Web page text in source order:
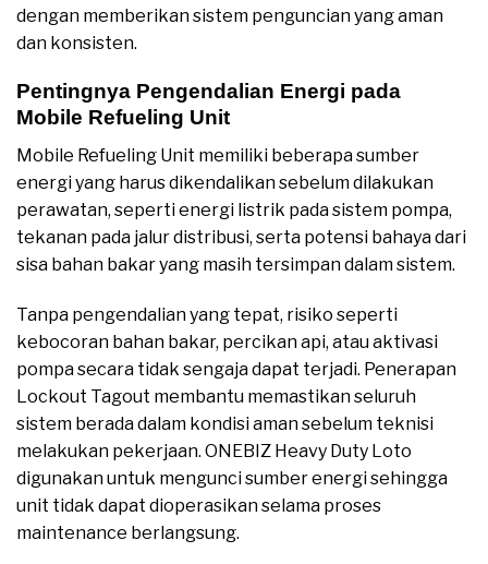
dengan memberikan sistem penguncian yang aman
dan konsisten.
Pentingnya Pengendalian Energi pada
Mobile Refueling Unit
Mobile Refueling Unit memiliki beberapa sumber
energi yang harus dikendalikan sebelum dilakukan
perawatan, seperti energi listrik pada sistem pompa,
tekanan pada jalur distribusi, serta potensi bahaya dari
sisa bahan bakar yang masih tersimpan dalam sistem.
Tanpa pengendalian yang tepat, risiko seperti
kebocoran bahan bakar, percikan api, atau aktivasi
pompa secara tidak sengaja dapat terjadi. Penerapan
Lockout Tagout membantu memastikan seluruh
sistem berada dalam kondisi aman sebelum teknisi
melakukan pekerjaan. ONEBIZ Heavy Duty Loto
digunakan untuk mengunci sumber energi sehingga
unit tidak dapat dioperasikan selama proses
maintenance berlangsung.